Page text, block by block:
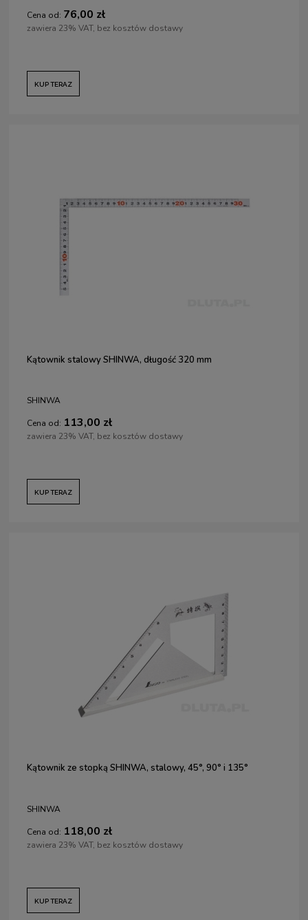
Cena od: 76,00 zł
zawiera 23% VAT, bez kosztów dostawy
KUP TERAZ
Kątownik stalowy SHINWA, długość 320 mm
SHINWA
Cena od: 113,00 zł
zawiera 23% VAT, bez kosztów dostawy
KUP TERAZ
Kątownik ze stopką SHINWA, stalowy, 45°, 90° i 135°
SHINWA
Cena od: 118,00 zł
zawiera 23% VAT, bez kosztów dostawy
KUP TERAZ